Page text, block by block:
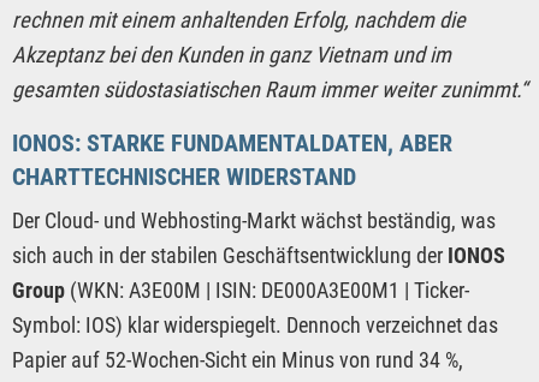
rechnen mit einem anhaltenden Erfolg, nachdem die
Akzeptanz bei den Kunden in ganz Vietnam und im
gesamten südostasiatischen Raum immer weiter zunimmt.“
IONOS: STARKE FUNDAMENTALDATEN, ABER
CHARTTECHNISCHER WIDERSTAND
Der Cloud- und Webhosting-Markt wächst beständig, was
sich auch in der stabilen Geschäftsentwicklung der IONOS
Group (WKN: A3E00M | ISIN: DE000A3E00M1 | Ticker-
Symbol: IOS) klar widerspiegelt. Dennoch verzeichnet das
Papier auf 52-Wochen-Sicht ein Minus von rund 34 %,